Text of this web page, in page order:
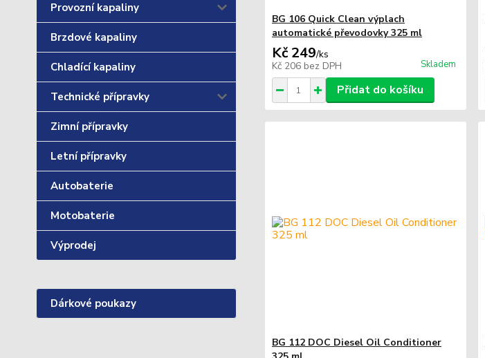
Provozní kapaliny
Brzdové kapaliny
Chladící kapaliny
Technické přípravky
Zimní přípravky
Letní přípravky
Autobaterie
Motobaterie
Výprodej
Dárkové poukazy
BG 106 Quick Clean výplach
automatické převodovky 325 ml
Kč 249/ks
Kč 206 bez DPH Skladem
Přidat do košíku
BG 112 DOC Diesel Oil Conditioner